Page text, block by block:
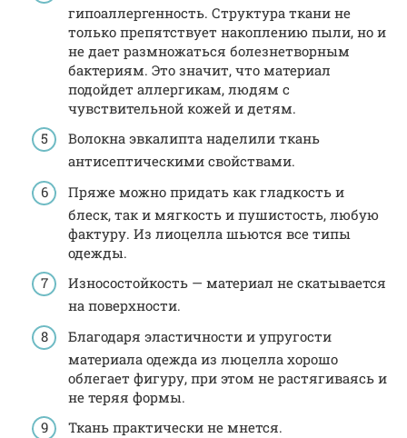
гипоаллергенность. Структура ткани не
только препятствует накоплению пыли, но и
не дает размножаться болезнетворным
бактериям. Это значит, что материал
подойдет аллергикам, людям с
чувствительной кожей и детям.
Волокна эвкалипта наделили ткань
антисептическими свойствами.
Пряже можно придать как гладкость и
блеск, так и мягкость и пушистость, любую
фактуру. Из лиоцелла шьются все типы
одежды.
Износостойкость — материал не скатывается
на поверхности.
Благодаря эластичности и упругости
материала одежда из люцелла хорошо
облегает фигуру, при этом не растягиваясь и
не теряя формы.
Ткань практически не мнется.